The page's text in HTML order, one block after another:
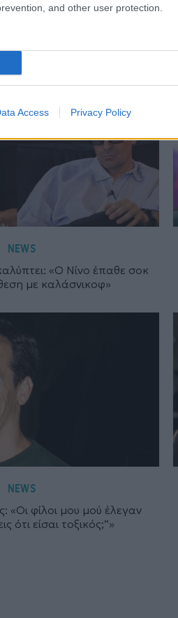
and other user protection.
Access Privacy Policy
NEWS
«Ο Νίνο έπαθε σοκ
με καλάσνικοφ»
NEWS
φίλοι μου μού έλεγαν
ότι είσαι τοξικός;”»